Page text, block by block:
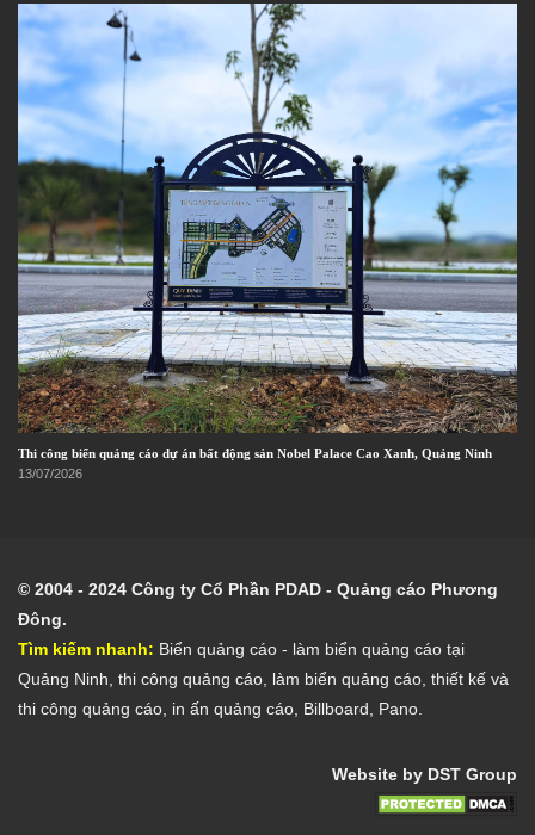
Thi công biển quảng cáo dự án bất động sản Nobel Palace Cao Xanh, Quảng Ninh
13/07/2026
© 2004 - 2024 Công ty Cổ Phần PDAD - Quảng cáo Phương
Đông.
Tìm kiếm nhanh: Biển quảng cáo - làm biển quảng cáo tại
Quảng Ninh thi công quảng cáo làm biển quảng cáo thiết kế và
thi công quảng cáo in ấn quảng cáo Billboard Pano
Website by DST Group